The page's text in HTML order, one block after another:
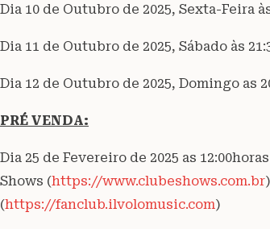
Dia 10 de Outubro de 2025, Sexta-Feira
Dia 11 de Outubro de 2025, Sábado às
Dia 12 de Outubro de 2025, Domingo as
PRÉ VENDA:
Dia 25 de Fevereiro de 2025 as
Shows (https://www.clubeshows.com.br
(https://fanclub.ilvolomusic.com)